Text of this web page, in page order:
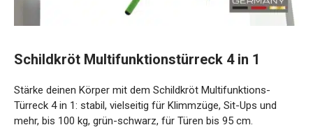
Schildkröt Multifunktionstürreck 4 in 1
Stärke deinen Körper mit dem Schildkröt Multifunktions-
Türreck 4 in 1: stabil, vielseitig für Klimmzüge, Sit-Ups und
mehr, bis 100 kg, grün-schwarz, für Türen bis 95 cm.